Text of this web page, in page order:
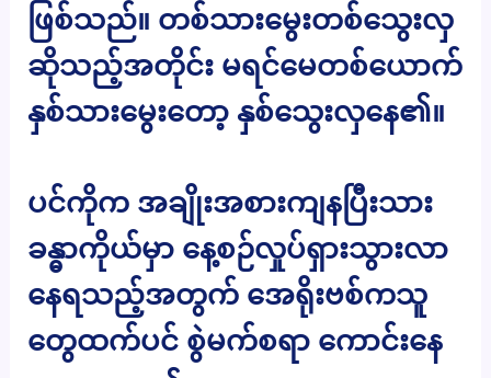
ဖြစ်သည်။ တစ်သားမွေးတစ်သွေးလှ
ဆိုသည့်အတိုင်း မရင်မေတစ်ယောက်
နှစ်သားမွေးတော့ နှစ်သွေးလှနေ၏။
ပင်ကိုက အချိုးအစားကျနပြီးသား
ခန္ဓာကိုယ်မှာ နေ့စဉ်လှုပ်ရှားသွားလာ
နေရသည့်အတွက် အေရိုးဗစ်ကသူ
တွေထက်ပင် စွဲမက်စရာ ကောင်းနေ